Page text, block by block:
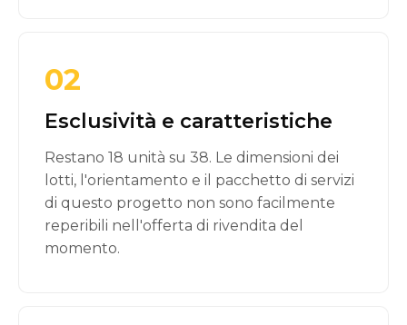
02
Esclusività e caratteristiche
Restano 18 unità su 38. Le dimensioni dei
lotti, l'orientamento e il pacchetto di servizi
di questo progetto non sono facilmente
reperibili nell'offerta di rivendita del
momento.